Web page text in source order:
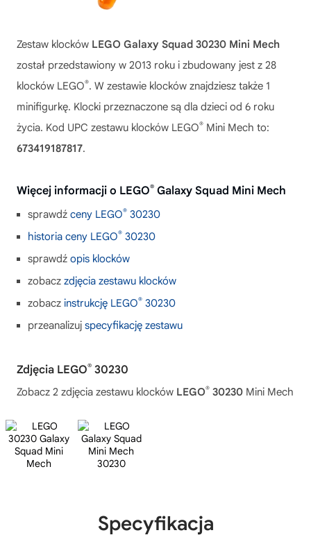
Zestaw klocków LEGO Galaxy Squad 30230 Mini Mech
został przedstawiony w 2013 roku i zbudowany jest z 28
klocków LEGO®. W zestawie klocków znajdziesz także 1
minifigurkę. Klocki przeznaczone są dla dzieci od 6 roku
życia. Kod UPC zestawu klocków LEGO® Mini Mech to:
673419187817.
Więcej informacji o LEGO® Galaxy Squad Mini Mech
sprawdź ceny LEGO® 30230
historia ceny LEGO® 30230
sprawdź opis klocków
zobacz zdjęcia zestawu klocków
zobacz instrukcję LEGO® 30230
przeanalizuj specyfikację zestawu
Zdjęcia LEGO® 30230
Zobacz 2 zdjęcia zestawu klocków LEGO® 30230 Mini Mech
Specyfikacja